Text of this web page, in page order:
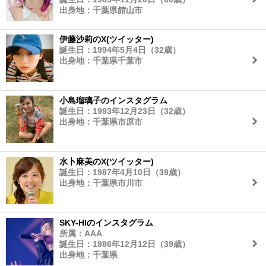
出身地：千葉県館山市
伊藤沙莉のX(ツイッター)
誕生日：1994年5月4日（32歳）
出身地：千葉県千葉市
小島瑠璃子のインスタグラム
誕生日：1993年12月23日（32歳）
出身地：千葉県市原市
水卜麻美のX(ツイッター)
誕生日：1987年4月10日（39歳）
出身地：千葉県市川市
SKY-HIのインスタグラム
所属：AAA
誕生日：1986年12月12日（39歳）
出身地：千葉県